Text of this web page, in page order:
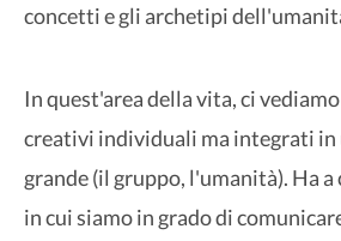
concetti e gli archetipi
In quest'area della vita, ci
creativi individuali ma integrati in
grande (il gruppo, l'umanità). Ha a
in cui siamo in grado di